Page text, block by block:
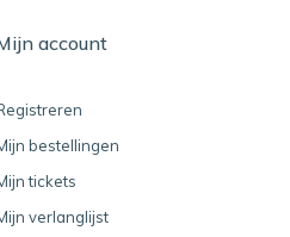
account
bestellingen
tickets
verlanglijst